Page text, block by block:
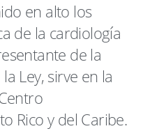
en alto los
de la cardiología
de la
Ley, sirve en la
Rico y del Caribe.